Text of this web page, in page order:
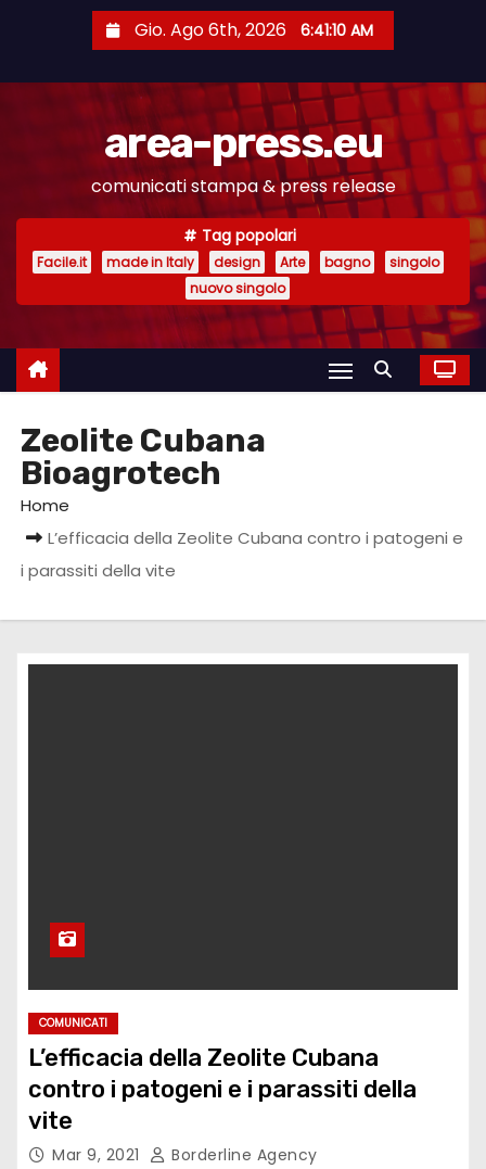
e
Gio. Ago 6th, 2026 6:41:11 AM
area-press.eu
comunicati stampa & press release
Tag popolari
Facile.it made in Italy design Arte bagno
singolo
nuovo singolo
Zeolite Cubana
Bioagrotech
Home
L’efficacia della Zeolite Cubana contro i patogeni e
i parassiti della vite
COMUNICATI
L’efficacia della Zeolite Cubana
contro i patogeni e i parassiti della
vite
Mar 9, 2021 Borderline Agency